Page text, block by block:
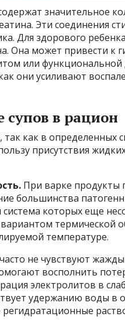
значительное
Эти соединения
Для здорового
Она может привести к
или
они усиливают
в рацион
как в определенных
присутствия
При варке продукты
большинства
которых еще
термической
температуре.
не чувствуют
восполнить
электролитов в
удержанию воды в